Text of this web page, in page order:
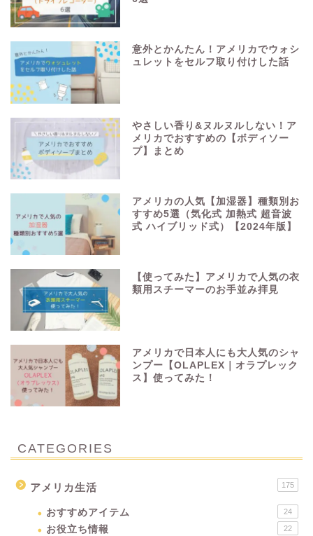
意外とかんたん！アメリカでウォシ
ュレットをセルフ取り付けした話
やさしい香り&ヌルヌルしない！ア
メリカでおすすめの【ボディソー
プ】まとめ
アメリカの人気【加湿器】種類別お
すすめ5選（気化式 加熱式 超音波
式 ハイブリッド式）【2024年版】
【使ってみた】アメリカで人気の衣
類用スチーマーのお手並み拝見
アメリカで日本人にも大人気のシャ
ンプー【OLAPLEX｜オラプレック
ス】使ってみた！
CATEGORIES
アメリカ生活 175
おすすめアイテム 24
お役立ち情報 22